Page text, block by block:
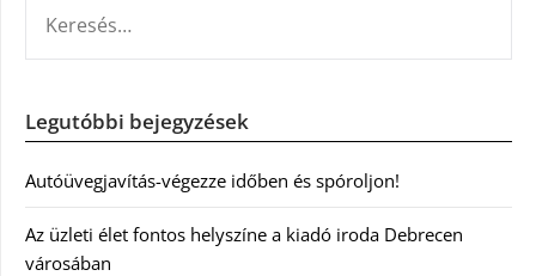
Legutóbbi bejegyzések
Autóüvegjavítás-végezze időben és spóroljon!
Az üzleti élet fontos helyszíne a kiadó iroda Debrecen
városában